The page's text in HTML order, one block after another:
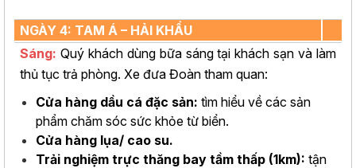
NGÀY 4: TAM Á – HẢI KHẨU
Sáng: Quý khách dùng bữa sáng tại khách sạn và làm
thủ tục trả phòng. Xe đưa Đoàn tham quan:
Cửa hàng dầu cá đặc sản: tìm hiểu về các sản
phẩm chăm sóc sức khỏe từ biển.
Cửa hàng lụa/ cao su.
Trải nghiệm trực thăng bay tầm thấp (1km):tận